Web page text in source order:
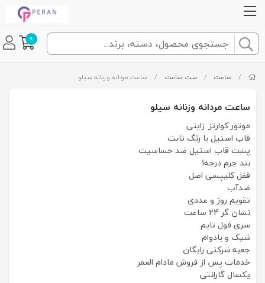
0
/ ساعت / ست ساعت / ساعت مردانه وزنانه سیلو
ساعت مردانه وزنانه سیلو
موتور کوارتز ژاپنی
قاب استیل با رنگ ثابت
پشت قاب استیل ضد حساسیت
بند چرم درجه1
قفل کلیپسی اصل
ضدآب
تقویم روز و عددی
نشان گر 24 ساعت
سری فول تایم
شیک و بادوام
جعبه شرکتی رایگان
خدمات پس از فروش مادام العمر
یکسال گارانتی